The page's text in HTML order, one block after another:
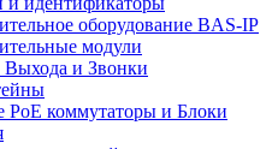
оборудование BAS-IP
модули
и Звонки
PoE коммутаторы и Блоки